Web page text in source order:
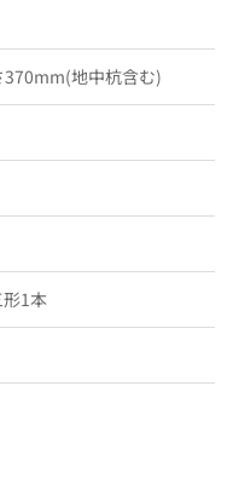
地中杭含む)
1本